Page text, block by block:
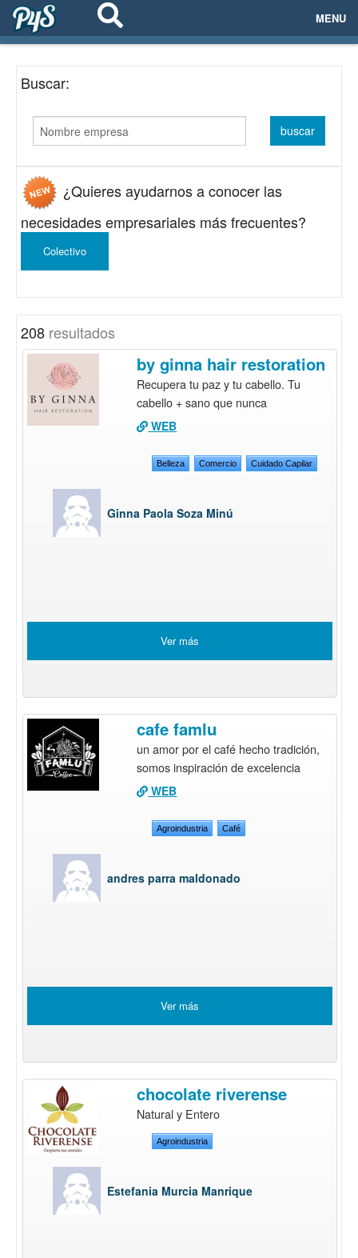
MENU
EMPRESAS
PROYECTOS
NETWORKING
AYUDA
Buscar:
¿Quieres ayudarnos a conocer las
necesidades empresariales más frecuentes?
Colectivo
208 resultados
by ginna hair restoration
Recupera tu paz y tu cabello. Tu
cabello + sano que nunca
WEB
Belleza Comercio Cuidado Capilar
Ginna Paola Soza Minú
Ver más
cafe famlu
un amor por el café hecho tradición,
somos inspiración de excelencia
WEB
Agroindustria Café
andres parra maldonado
Ver más
chocolate riverense
Natural y Entero
Agroindustria
Estefania Murcia Manrique